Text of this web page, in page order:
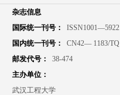
杂志信息
国际统一刊号：
ISSN1001—5922
国内统一刊号：
CN42— 1183/TQ
邮发代号：
38-474
主办单位：
武汉工程大学